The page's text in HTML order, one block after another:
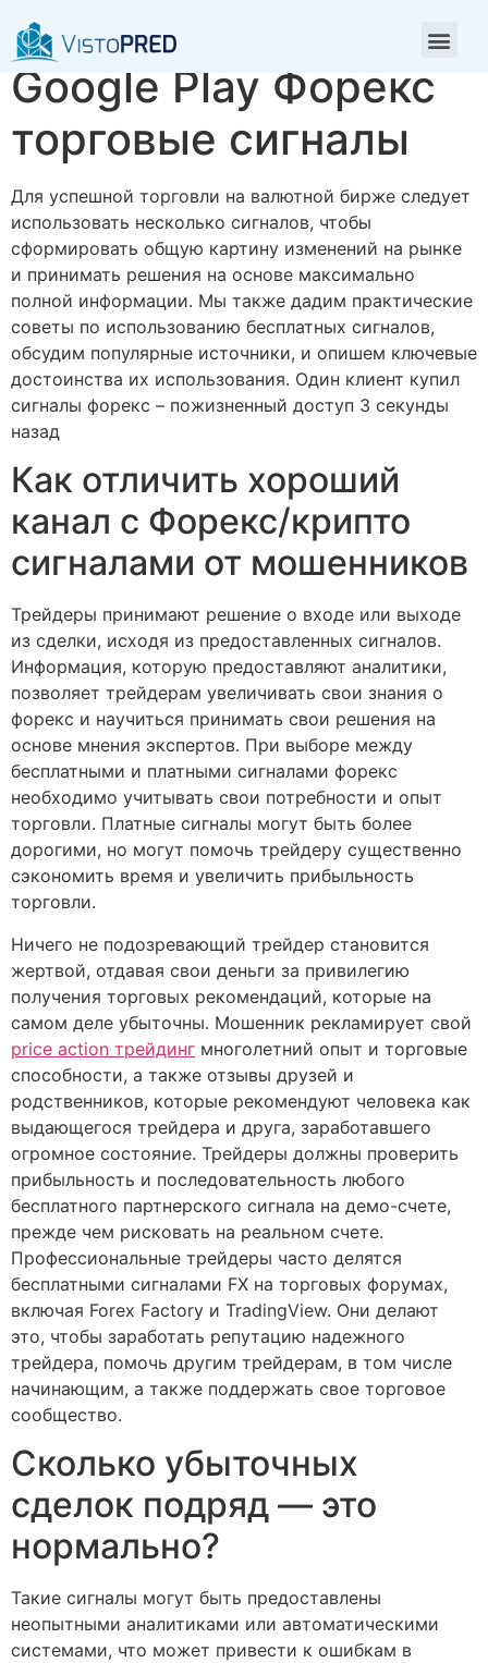
Приложения в
Google Play Форекс
торговые сигналы
Для успешной торговли на валютной бирже следует
использовать несколько сигналов, чтобы
сформировать общую картину изменений на рынке
и принимать решения на основе максимально
полной информации. Мы также дадим практические
советы по использованию бесплатных сигналов,
обсудим популярные источники, и опишем ключевые
достоинства их использования. Один клиент купил
сигналы форекс – пожизненный доступ 3 секунды
назад
Как отличить хороший
канал с Форекс/крипто
сигналами от мошенников
Трейдеры принимают решение о входе или выходе
из сделки, исходя из предоставленных сигналов.
Информация, которую предоставляют аналитики,
позволяет трейдерам увеличивать свои знания о
форекс и научиться принимать свои решения на
основе мнения экспертов. При выборе между
бесплатными и платными сигналами форекс
необходимо учитывать свои потребности и опыт
торговли. Платные сигналы могут быть более
дорогими, но могут помочь трейдеру существенно
сэкономить время и увеличить прибыльность
торговли.
Ничего не подозревающий трейдер становится
жертвой, отдавая свои деньги за привилегию
получения торговых рекомендаций, которые на
самом деле убыточны. Мошенник рекламирует свой
price action трейдинг многолетний опыт и торговые
способности, а также отзывы друзей и
родственников, которые рекомендуют человека как
выдающегося трейдера и друга, заработавшего
огромное состояние. Трейдеры должны проверить
прибыльность и последовательность любого
бесплатного партнерского сигнала на демо-счете,
прежде чем рисковать на реальном счете.
Профессиональные трейдеры часто делятся
бесплатными сигналами FX на торговых форумах,
включая Forex Factory и TradingView. Они делают
это, чтобы заработать репутацию надежного
трейдера, помочь другим трейдерам, в том числе
начинающим, а также поддержать свое торговое
сообщество.
Сколько убыточных
сделок подряд — это
нормально?
Такие сигналы могут быть предоставлены
неопытными аналитиками или автоматическими
системами, что может привести к ошибкам в